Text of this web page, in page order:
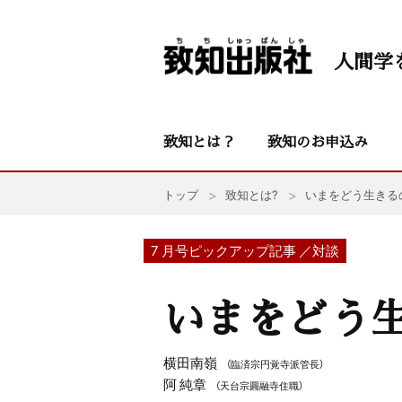
人間学
致知とは？ 致知のお申込み
トップ 致知とは? いまをどう生きる
7 月号ピックアップ記事 ／対談
いまをどう
横田南嶺 （臨済宗円覚寺派管長）
阿 純章 （天台宗圓融寺住職）